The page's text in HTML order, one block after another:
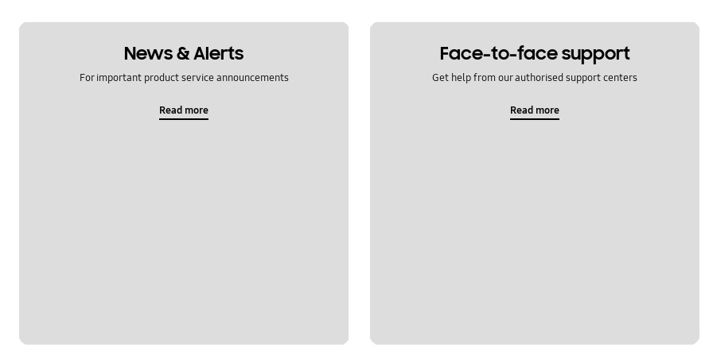
Face-to-face support
Get help from our authorised support centers
Read more
News & Alerts
For important product service announcements
Read more